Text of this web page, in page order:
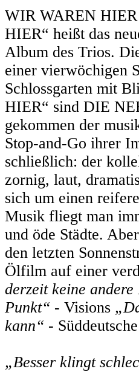
WIR WAREN HIER
HIER“ heißt das
Album des Trios.
einer vierwöchigen
Schlossgarten mit
HIER“ sind DIE
gekommen der
Stop-and-Go ihrer
schließlich: der
zornig, laut,
sich um einen
Musik fliegt man
und öde Städte.
den letzten
Ölfilm auf einer
derzeit keine
Punkt“ - Visions
kann“ -
„Besser klingt